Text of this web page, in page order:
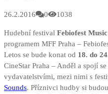
26.2.2016 0 1038
Hudební festival Febiofest
programem MFF Praha –
Letos se bude konat od 18. do
CineStar Praha – Anděl a spojí
vydavatelstvími, mezi nimi s
Sounds. Příznivci hudby si